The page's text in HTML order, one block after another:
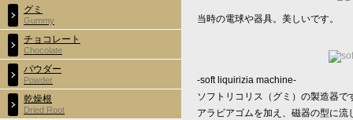
当時の電球や器具。美しいです。
-soft liquirizia machine-
ソフトリコリス（グミ）の製造器
アラビアゴムを加え、磁器の型に
グミ
Gummy
チョコレート
Chocolate
パウダー
Powder
乾燥根
Dried Root